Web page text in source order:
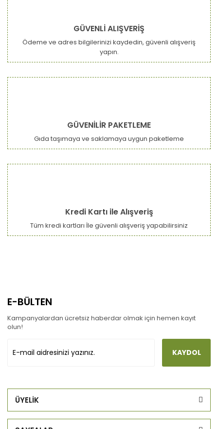
GÜVENLİ ALIŞVERİŞ
Ödeme ve adres bilgilerinizi kaydedin, güvenli alışveriş
yapın.
GÜVENİLİR PAKETLEME
Gıda taşımaya ve saklamaya uygun paketleme
Kredi Kartı ile Alışveriş
Tüm kredi kartları İle güvenli alışveriş yapabilirsiniz
E-BÜLTEN
Kampanyalardan ücretsiz haberdar olmak için hemen kayıt
olun!
KAYDOL
ÜYELİK